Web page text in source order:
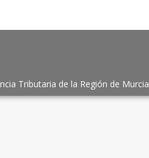
Tributaria de la Región de Murcia